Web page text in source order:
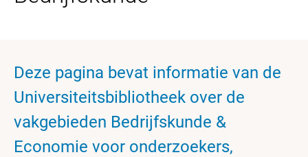
Deze pagina bevat informatie van de
Universiteitsbibliotheek over de
vakgebieden Bedrijfskunde &
Economie voor onderzoekers,